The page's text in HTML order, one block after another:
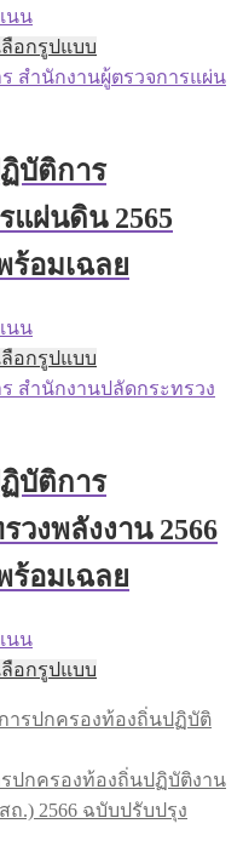
นน
ลือกรูปแบบ
บัติการ
แผ่นดิน 2565
ร้อมเฉลย
นน
ลือกรูปแบบ
บัติการ
งพลังงาน 2566
ร้อมเฉลย
นน
ลือกรูปแบบ
ปกครองท้องถิ่นปฏิบัติงาน
.) 2566 ฉบับปรับปรุง